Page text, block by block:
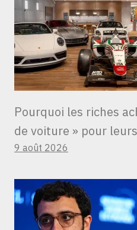
Pourquoi les riches
de voiture » ​​pour
9 août 2026